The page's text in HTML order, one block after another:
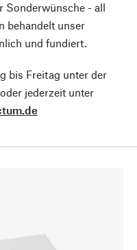
Sonderwünsche - all
behandelt unser
und fundiert.
bis Freitag unter der
jederzeit unter